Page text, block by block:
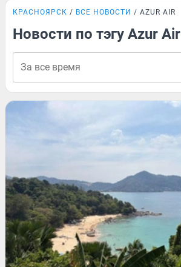
КРАСНОЯРСК ВСЕ НОВОСТИ AZUR AIR
Новости по тэгу Azur Air